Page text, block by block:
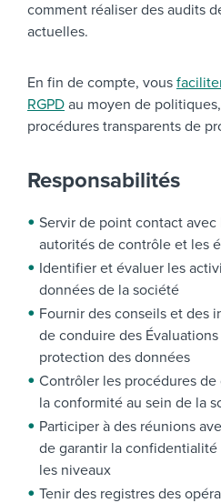
comment réaliser des audits
actuelles.
En fin de compte, vous
RGPD au moyen de
procédures transparents de
Responsabilités
Servir de point contact avec
autorités de contrôle et les
Identifier et évaluer les
données de la société
Fournir des conseils et des
de conduire des Évaluations
protection des données
Contrôler les procédures
la conformité au sein de la
Participer à des réunions
de garantir la
les niveaux
Tenir des registres des